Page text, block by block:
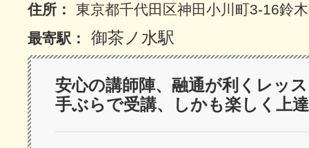
住所：
東京都千代田区神田小川町3-16鈴
最寄駅：
御茶ノ水駅
安心の講師陣、融通が利くレッ
手ぶらで受講、しかも楽しく上